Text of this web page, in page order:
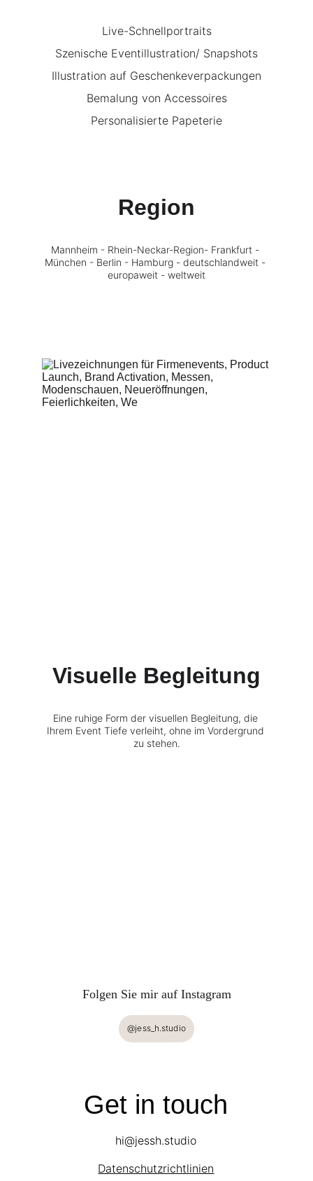
Live-Schnellportraits
Szenische Eventillustration/ Snapshots
Illustration auf Geschenkeverpackungen
Bemalung von Accessoires
Personalisierte Papeterie
Region
Mannheim - Rhein-Neckar-Region- Frankfurt -
München - Berlin - Hamburg - deutschlandweit -
europaweit - weltweit
Visuelle Begleitung
Eine ruhige Form der visuellen Begleitung, die
Ihrem Event Tiefe verleiht, ohne im Vordergrund
zu stehen.
Folgen Sie mir auf Instagram
@jess_h.studio
Get in touch
hi@jessh.studio
Datenschutzrichtlinien